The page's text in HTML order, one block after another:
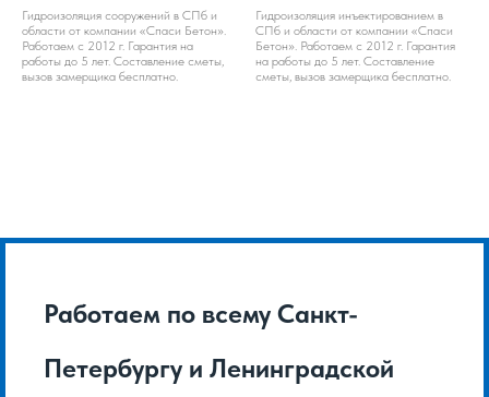
Гидроизоляция сооружений в СПб и
области от компании «Спаси Бетон».
Работаем с 2012 г. Гарантия на
работы до 5 лет. Составление сметы,
вызов замерщика бесплатно.
Гидроизоляция инъектированием в
СПб и области от компании «Спаси
Бетон». Работаем с 2012 г. Гарантия
на работы до 5 лет. Составление
сметы, вызов замерщика бесплатно.
Работаем по всему Санкт-
Петербургу и Ленинградской